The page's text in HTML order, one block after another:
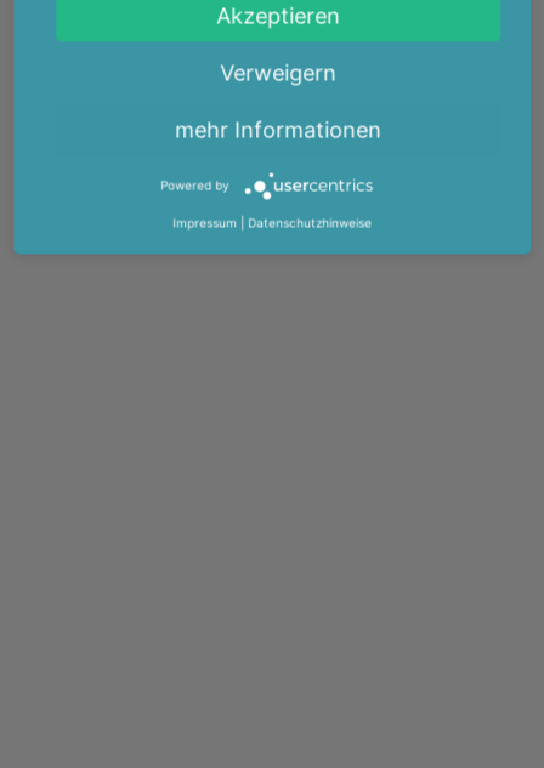
Akzeptieren
Verweigern
mehr Informationen
Powered by
Impressum Datenschutzhinweise